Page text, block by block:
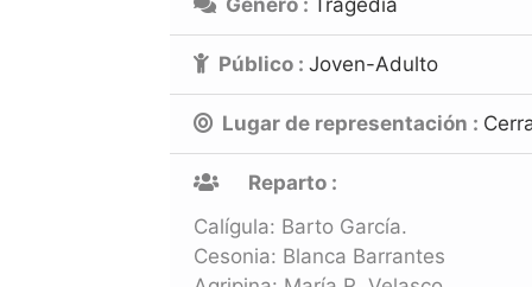
Género : Tragedia
Público : Joven-Adulto
Lugar de representación :
Reparto :
Calígula: Barto García.
Cesonia: Blanca Barrantes